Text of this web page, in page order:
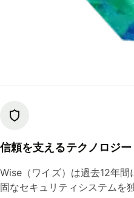
信頼を支えるテクノロジー
Wise（ワイズ）は過去12年
固なセキュリティシステムを